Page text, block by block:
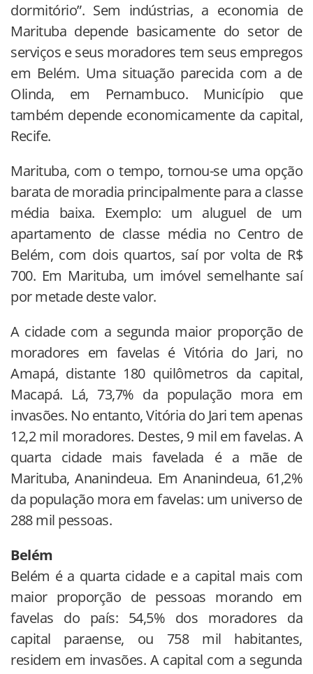
dormitório”. Sem indústrias, a economia de
Marituba depende basicamente do setor de
serviços e seus moradores tem seus empregos
em Belém. Uma situação parecida com a de
Olinda, em Pernambuco. Município que
também depende economicamente da capital,
Recife.
Marituba, com o tempo, tornou-se uma opção
barata de moradia principalmente para a classe
média baixa. Exemplo: um aluguel de um
apartamento de classe média no Centro de
Belém, com dois quartos, saí por volta de R$
700. Em Marituba, um imóvel semelhante saí
por metade deste valor.
A cidade com a segunda maior proporção de
moradores em favelas é Vitória do Jari, no
Amapá, distante 180 quilômetros da capital,
Macapá. Lá, 73,7% da população mora em
invasões. No entanto, Vitória do Jari tem apenas
12,2 mil moradores. Destes, 9 mil em favelas. A
quarta cidade mais favelada é a mãe de
Marituba, Ananindeua. Em Ananindeua, 61,2%
da população mora em favelas: um universo de
288 mil pessoas.
Belém
Belém é a quarta cidade e a capital mais com
maior proporção de pessoas morando em
favelas do país: 54,5% dos moradores da
capital paraense, ou 758 mil habitantes,
residem em invasões. A capital com a segunda